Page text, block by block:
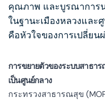
คุณภาพ และบูรณาการ
ในฐานะเมืองหลวงและ
คือหัวใจของการเปลี่ยน
การขยายตัวของระบบสาธา
เป็นศูนย์กลาง
กระทรวงสาธารณสุข